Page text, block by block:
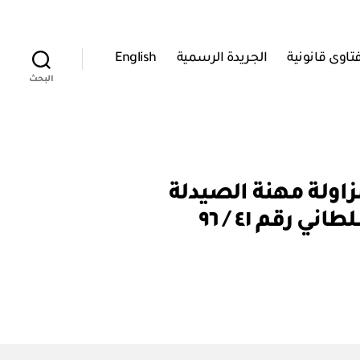
قانونية الجريدة الرسمية English
البحث
قانون مزاولة مهنة الصيدلة
رقم ٤١ / ٩٦